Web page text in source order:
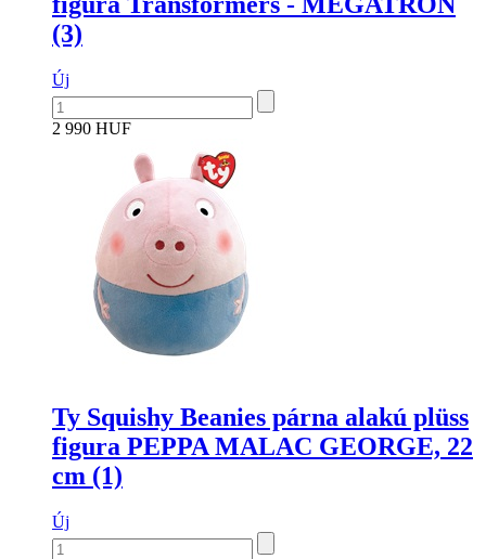
(3)
Új
2 990 HUF
Ty Squishy Beanies párna alakú plüss
figura PEPPA MALAC GEORGE, 22
cm (1)
Új